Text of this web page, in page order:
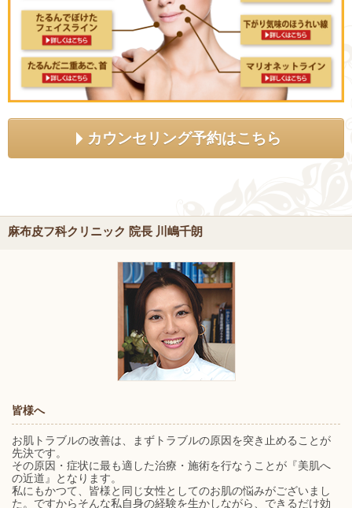
カウンセリング予約はこちら
麻布皮フ科クリニック 院長 川嶋千朗
皆様へ
お肌トラブルの改善は、まずトラブルの原因を突き止めることが
先決です。
その原因・症状に最も適した治療・施術を行なうことが『美肌へ
の近道』となります。
私にもかつて、皆様と同じ女性としてのお肌の悩みがございまし
た。ですからそんな私自身の経験を生かしながら、できるだけ効